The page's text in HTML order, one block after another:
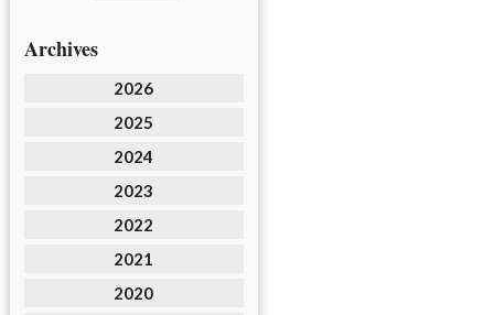
Archives
2026
2025
2024
2023
2022
2021
2020